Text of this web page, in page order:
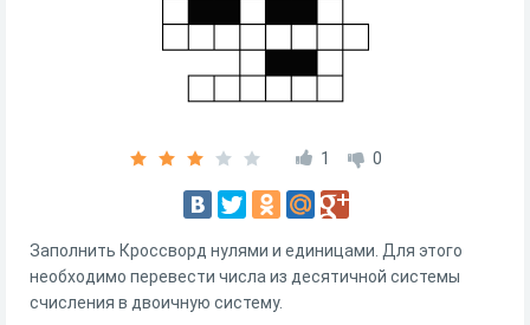
1 0
Заполнить Кроссворд нулями и единицами. Для этого
необходимо перевести числа из десятичной системы
счисления в двоичную систему.